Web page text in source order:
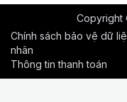
Copyright
Chính sách bảo vệ dữ
nhân
Thông tin thanh toán